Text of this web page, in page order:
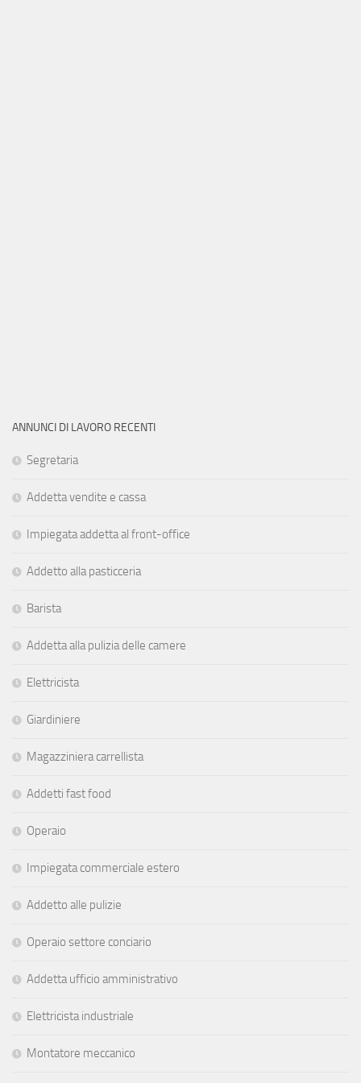
ANNUNCI DI LAVORO RECENTI
Segretaria
Addetta vendite e cassa
Impiegata addetta al front-office
Addetto alla pasticceria
Barista
Addetta alla pulizia delle camere
Elettricista
Giardiniere
Magazziniera carrellista
Addetti fast food
Operaio
Impiegata commerciale estero
Addetto alle pulizie
Operaio settore conciario
Addetta ufficio amministrativo
Elettricista industriale
Montatore meccanico